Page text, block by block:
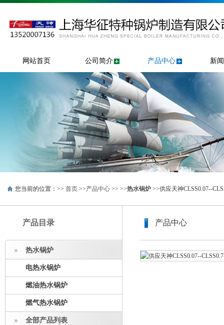
网站首页 公司简介 产品中心 新
您当前的位置：>> 首页 >>产品中心 >> >>热水锅炉 >>供应天神CLSS0.07--
产品目录
热水锅炉
电热水锅炉
燃油热水锅炉
燃气热水锅炉
全部产品列表
产品中心